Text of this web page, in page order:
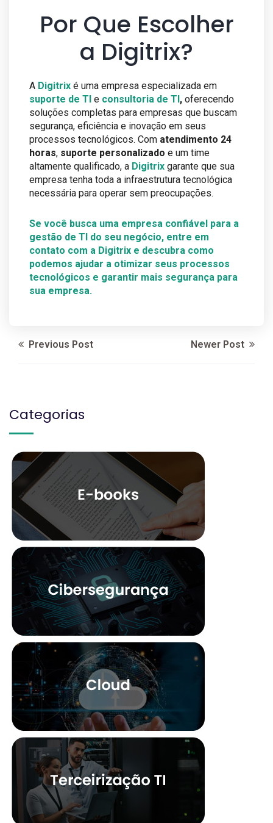
Por Que Escolher
a Digitrix?
A Digitrix é uma empresa especializada em
suporte de TI e consultoria de TI, oferecendo
soluções completas para empresas que buscam
segurança, eficiência e inovação em seus
processos tecnológicos. Com atendimento 24
horas, suporte personalizado e um time
altamente qualificado, a Digitrix garante que sua
empresa tenha toda a infraestrutura tecnológica
necessária para operar sem preocupações.
Se você busca uma empresa confiável para a
gestão de TI do seu negócio, entre em
contato com a Digitrix e descubra como
podemos ajudar a otimizar seus processos
tecnológicos e garantir mais segurança para
sua empresa.
Previous Post Newer Post
Categorias